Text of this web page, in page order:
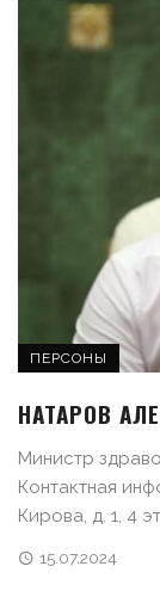
ПЕРСОНЫ
НАТАРОВ
Министр
Контактная
Кирова, д. 1, 4
15.07.2024